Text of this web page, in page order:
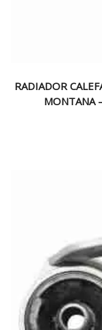
RADIADOR
MONTANA